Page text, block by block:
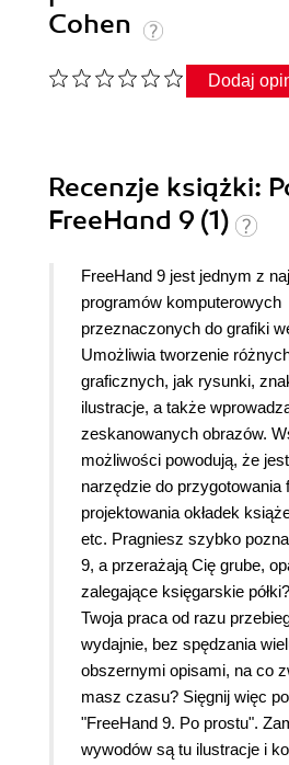
Cohen
Dodaj
Recenzje książki:
FreeHand 9 (1)
FreeHand 9 jest jednym z
programów komputerowych
przeznaczonych do grafiki
Umożliwia tworzenie
graficznych, jak rysunki,
ilustracje, a także
zeskanowanych obrazów.
możliwości powodują, że
narzędzie do przygotowania
projektowania okładek
etc. Pragniesz szybko
9, a przerażają Cię grube,
zalegające księgarskie półki?
Twoja praca od razu
wydajnie, bez spędzania
obszernymi opisami, na co
masz czasu? Sięgnij więc
"FreeHand 9. Po prostu".
wywodów są tu ilustracje i